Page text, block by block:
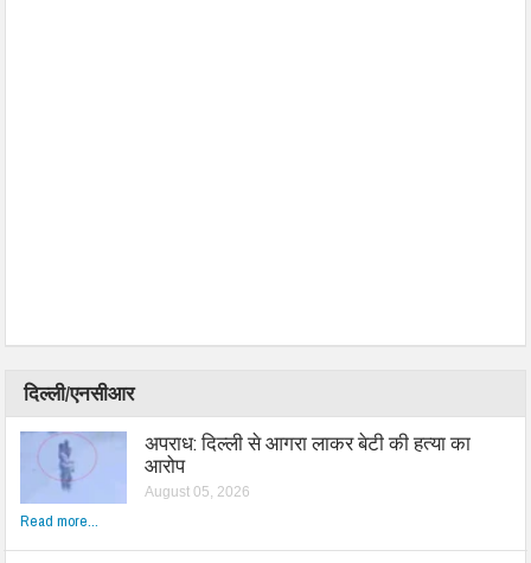
दिल्ली/एनसीआर
अपराध: दिल्ली से आगरा लाकर बेटी की हत्या का
आरोप
August 05, 2026
Read more...